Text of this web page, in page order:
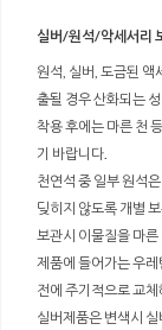
실버/원석/악세서리
원석, 실버, 도금된 액
출될 경우 산화되는
착용 후에는 마른 천
기 바랍니다.
천연석 중 일부 원석
딪히지 않도록 개별
보관시 이물질을 마
제품에 들어가는 우레
전에 주기적으로 교
실버제품은 변색시